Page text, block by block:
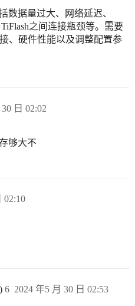
数据量过大、网络延迟、
之间连接瓶颈等。需要
、硬件性能以及调整配置参
日 02:02
够大不
02:10
2024 年5 月 30 日 02:53
6